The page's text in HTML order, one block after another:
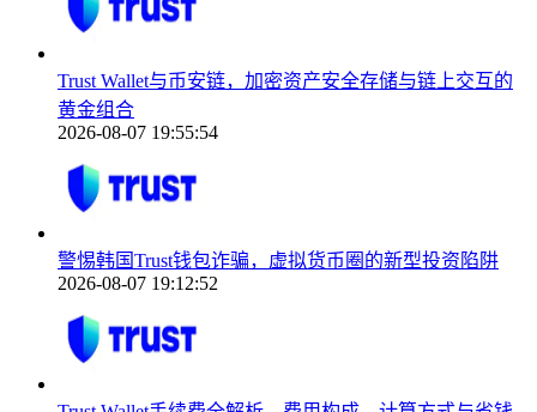
Trust Wallet与币安链，加密资产安全存储与链上交互的
黄金组合
2026-08-07 19:55:54
警惕韩国Trust钱包诈骗，虚拟货币圈的新型投资陷阱
2026-08-07 19:12:52